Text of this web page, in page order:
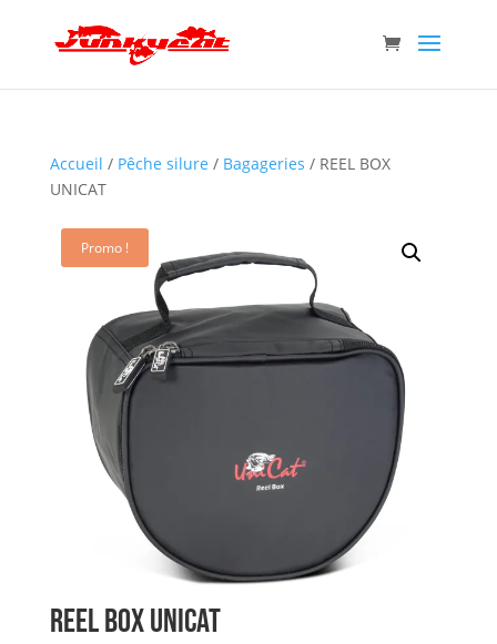
Accueil / Pêche silure / Bagageries / REEL BOX
UNICAT
Promo !
REEL BOX UNICAT